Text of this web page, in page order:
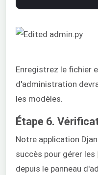
Enregistrez le fichier
d'administration
les modèles.
Étape 6.
Notre application
succès pour gérer les
depuis le panneau